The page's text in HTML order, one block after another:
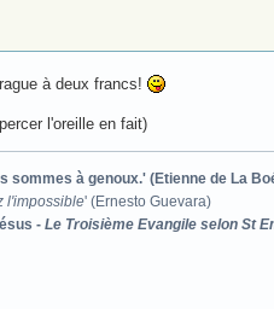
à deux francs!
l'oreille en fait)
sommes à genoux.' (Etienne de La
l'impossible' (Ernesto Guevara)
- Le Troisième Evangile selon St